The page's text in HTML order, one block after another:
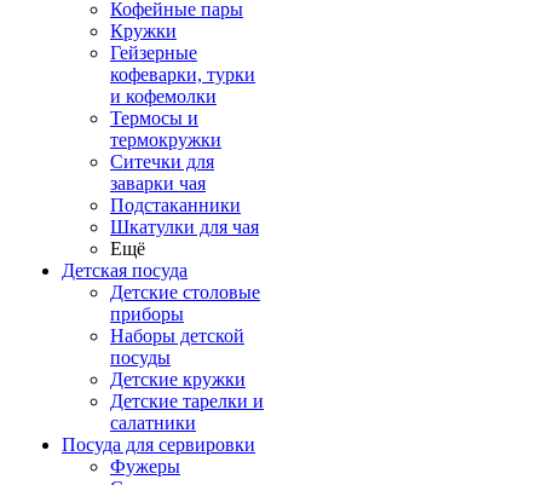
Кофейные пары
Кружки
Гейзерные
кофеварки, турки
и кофемолки
Термосы и
термокружки
Ситечки для
заварки чая
Подстаканники
Шкатулки для чая
Ещё
Детская посуда
Детские столовые
приборы
Наборы детской
посуды
Детские кружки
Детские тарелки и
салатники
Посуда для сервировки
Фужеры